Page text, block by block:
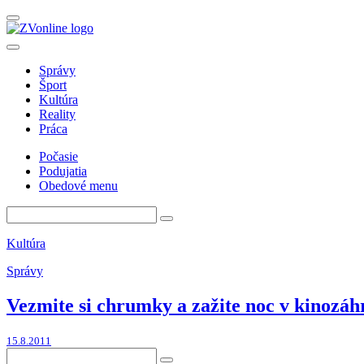
Správy
Šport
Kultúra
Reality
Práca
Počasie
Podujatia
Obedové menu
Kultúra
Správy
Vezmite si chrumky a zažite noc v
15.8.2011